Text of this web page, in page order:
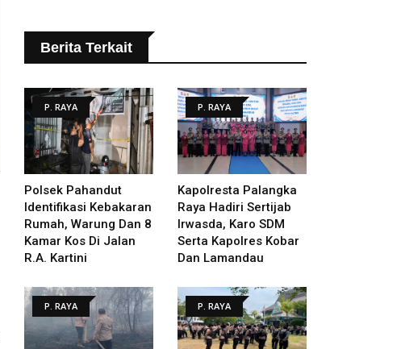
Berita Terkait
P. RAYA
Polsek Pahandut
Identifikasi Kebakaran
Rumah, Warung Dan 8
Kamar Kos Di Jalan
R.A. Kartini
P. RAYA
Kapolresta Palangka
Raya Hadiri Sertijab
Irwasda, Karo SDM
Serta Kapolres Kobar
Dan Lamandau
P. RAYA P. RAYA